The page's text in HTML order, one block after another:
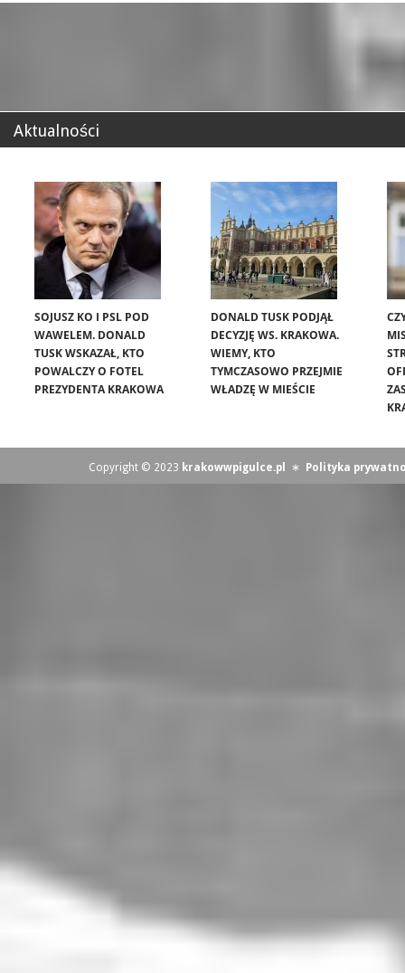
Aktualności
SOJUSZ KO I PSL POD
WAWELEM. DONALD
TUSK WSKAZAŁ, KTO
POWALCZY O FOTEL
PREZYDENTA KRAKOWA
DONALD TUSK PODJĄŁ
DECYZJĘ WS. KRAKOWA.
WIEMY, KTO
TYMCZASOWO PRZEJMIE
WŁADZĘ W MIEŚCIE
Copyright © 2023 krakowwpigulce.pl ∗ Polityka